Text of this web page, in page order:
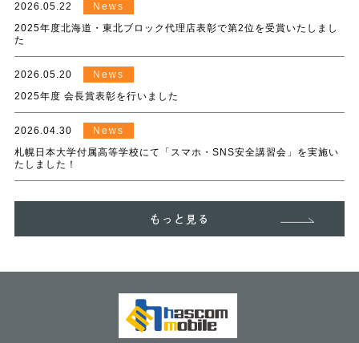
2026.05.22
News
2025年度北海道・東北ブロック代理店表彰で第2位を受賞いたしまし
た
2026.05.20
News
2025年度 会長賞表彰を行いました
2026.04.30
News
札幌日本大学付属高等学校にて「スマホ・SNS安全講習会」を実施い
たしました！
もっと見る